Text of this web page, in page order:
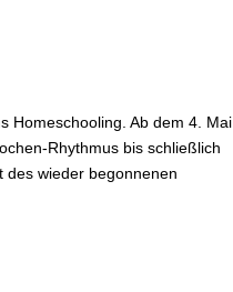
Homeschooling. Ab dem 4. Mai
Rhythmus bis schließlich
wieder begonnenen